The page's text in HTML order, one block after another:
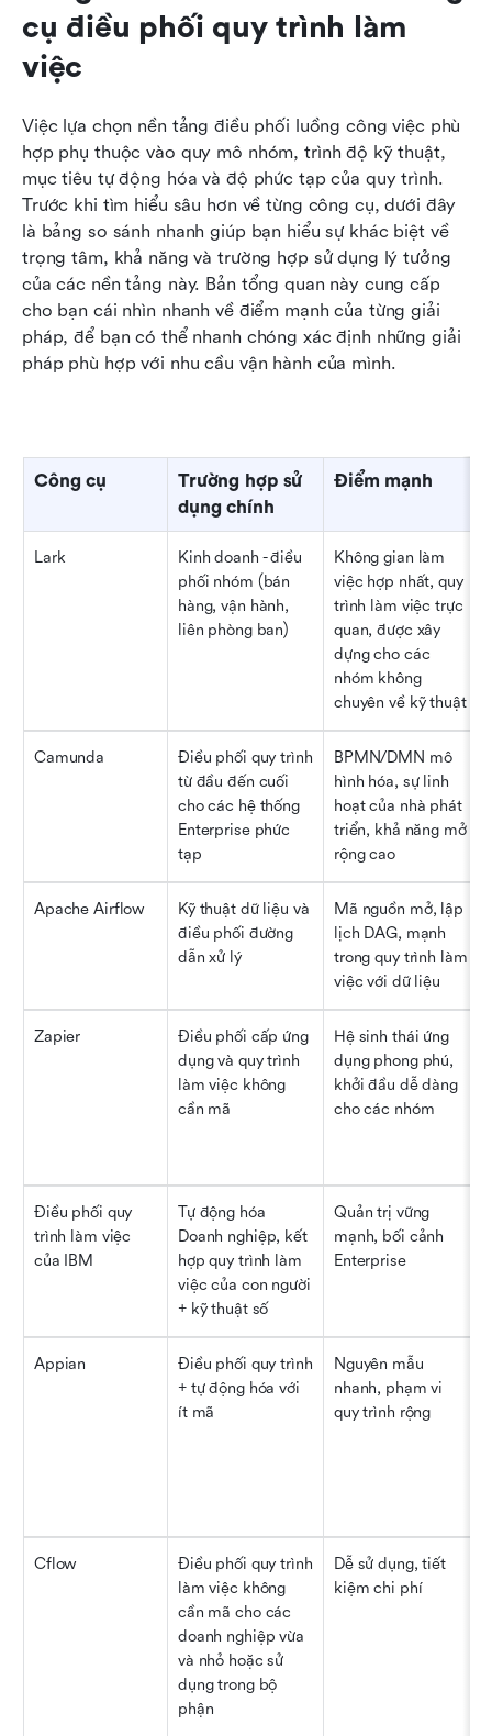
cụ điều phối quy trình làm
việc
Việc lựa chọn nền tảng điều phối luồng công việc phù
hợp phụ thuộc vào quy mô nhóm, trình độ kỹ thuật,
mục tiêu tự động hóa và độ phức tạp của quy trình.
Trước khi tìm hiểu sâu hơn về từng công cụ, dưới đây
là bảng so sánh nhanh giúp bạn hiểu sự khác biệt về
trọng tâm, khả năng và trường hợp sử dụng lý tưởng
của các nền tảng này. Bản tổng quan này cung cấp
cho bạn cái nhìn nhanh về điểm mạnh của từng giải
pháp, để bạn có thể nhanh chóng xác định những giải
pháp phù hợp với nhu cầu vận hành của mình.
Công cụ
Trường hợp sử
dụng chính
Điểm mạnh
Lark
Kinh doanh - điều
phối nhóm (bán
hàng, vận hành,
liên phòng ban)
Không gian làm
việc hợp nhất, quy
trình làm việc trực
quan, được xây
dựng cho các
nhóm không
chuyên về kỹ thuật
Camunda
Điều phối quy trình
từ đầu đến cuối
cho các hệ thống
Enterprise phức
tạp
BPMN/DMN mô
hình hóa, sự linh
hoạt của nhà phát
triển, khả năng mở
rộng cao
Apache Airflow
Kỹ thuật dữ liệu và
điều phối đường
dẫn xử lý
Mã nguồn mở, lập
lịch DAG, mạnh
trong quy trình làm
việc với dữ liệu
Zapier
Điều phối cấp ứng
dụng và quy trình
làm việc không
cần mã
Hệ sinh thái ứng
dụng phong phú,
khởi đầu dễ dàng
cho các nhóm
Điều phối quy
trình làm việc
của IBM
Tự động hóa
Doanh nghiệp, kết
hợp quy trình làm
việc của con người
+ kỹ thuật số
Quản trị vững
mạnh, bối cảnh
Enterprise
Appian
Điều phối quy trình
+ tự động hóa với
ít mã
Nguyên mẫu
nhanh, phạm vi
quy trình rộng
Cflow
Điều phối quy trình
làm việc không
cần mã cho các
doanh nghiệp vừa
và nhỏ hoặc sử
dụng trong bộ
phận
Dễ sử dụng, tiết
kiệm chi phí